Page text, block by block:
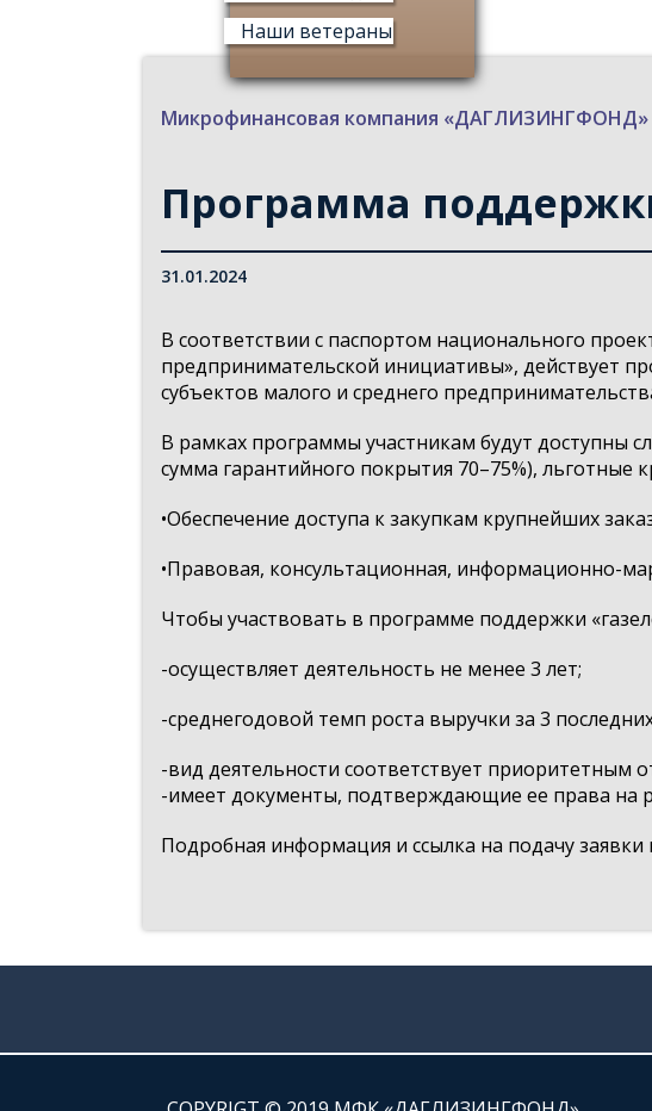
Наши ветераны
Микрофинансовая компания «ДАГЛИЗИНГФОНД»
Программа
31.01.2024
В соответствии с паспортом национального
предпринимательской инициативы», действует
субъектов малого и среднего
В рамках программы участникам будут доступны
сумма гарантийного покрытия 70–75%), льготные
•Обеспечение доступа к закупкам крупнейших
•Правовая, консультационная, информационно-
Чтобы участвовать в программе поддержки
-осуществляет деятельность не менее 3 лет;
-среднегодовой темп роста выручки за 3
-вид деятельности соответствует приоритетным
-имеет документы, подтверждающие ее права на
Подробная информация и ссылка на подачу